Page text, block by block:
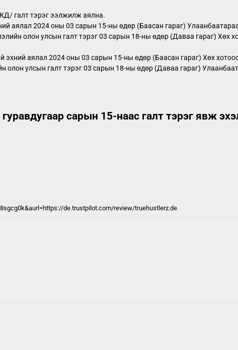
галт тэрэг ээлжилж аялна.
аялал 2024 оны 03 сарын 15-ны өдөр (Баасан гараг)
олон улсын галт тэрэг 03 сарын 18-ны өдөр (Даваа гараг) Хөх
эхний аялал 2024 оны 03 сарын 15-ны өдөр (Баасан гараг) Хөх
олон улсын галт тэрэг 03 сарын 18-ны өдөр (Даваа гараг)
сарын 15-наас галт тэрэг явж
de.trustpilot.com/review/truehustlerz.de